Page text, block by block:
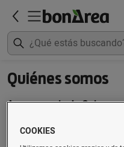
Quiénes somos
Agropecuaria de
productores cárnicos
COOKIES